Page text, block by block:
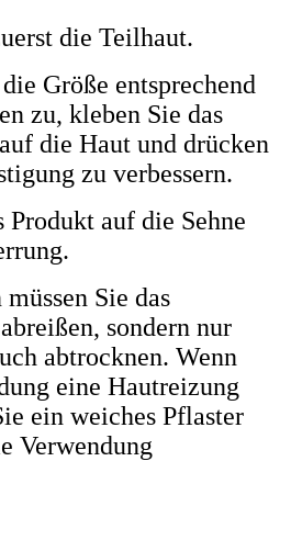
die Teilhaut.
Größe entsprechend
zu, kleben Sie das
die Haut und drücken
zu verbessern.
Produkt auf die Sehne
Sie das
sondern nur
abtrocknen. Wenn
eine Hautreizung
ein weiches Pflaster
Verwendung